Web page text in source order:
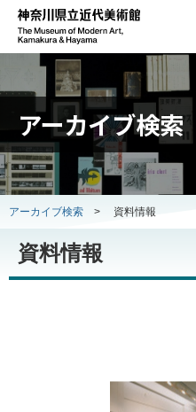
アーカイブ検索
アーカイブ検索 > 資料情報
資料情報